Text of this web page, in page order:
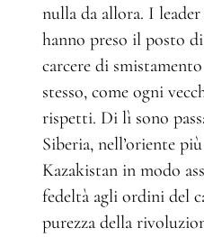
nulla da allora. I
hanno preso il posto
carcere di
stesso, come ogni
rispetti. Di lì sono
Siberia, nell’oriente
Kazakistan in modo
fedeltà agli ordini del
purezza della